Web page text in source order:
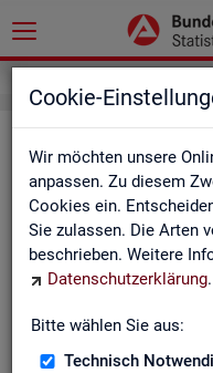
Cookie-
Wir möchten unsere
anpassen. Zu diesem
Cookies ein.
Sie zulassen. Die Arten
beschrieben. Weitere
Datenschutzerklärung.
Bitte wählen Sie aus:
Technisch
rungs­pflich­tig
Wohn- und
land, Län­der,
Die Ta­bel­len er­schei­nen
über Be­stand,